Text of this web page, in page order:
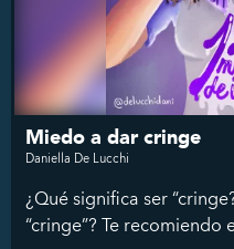
Miedo a dar cringe
Daniella De Lucchi
¿Qué significa ser
“cringe”? Te recomiendo